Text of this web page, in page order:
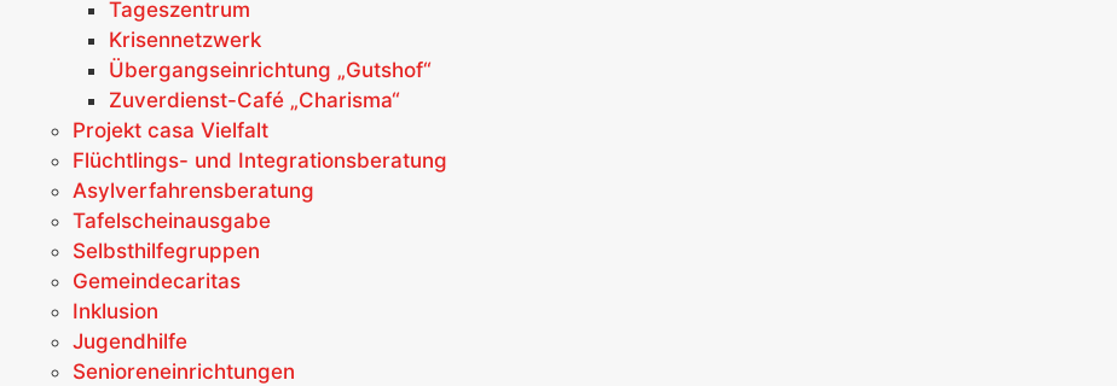
Tageszentrum
Krisennetzwerk
Übergangseinrichtung „Gutshof“
Zuverdienst-Café „Charisma“
Projekt casa Vielfalt
Flüchtlings- und Integrationsberatung
Asylverfahrensberatung
Tafelscheinausgabe
Selbsthilfegruppen
Gemeindecaritas
Inklusion
Jugendhilfe
Senioreneinrichtungen